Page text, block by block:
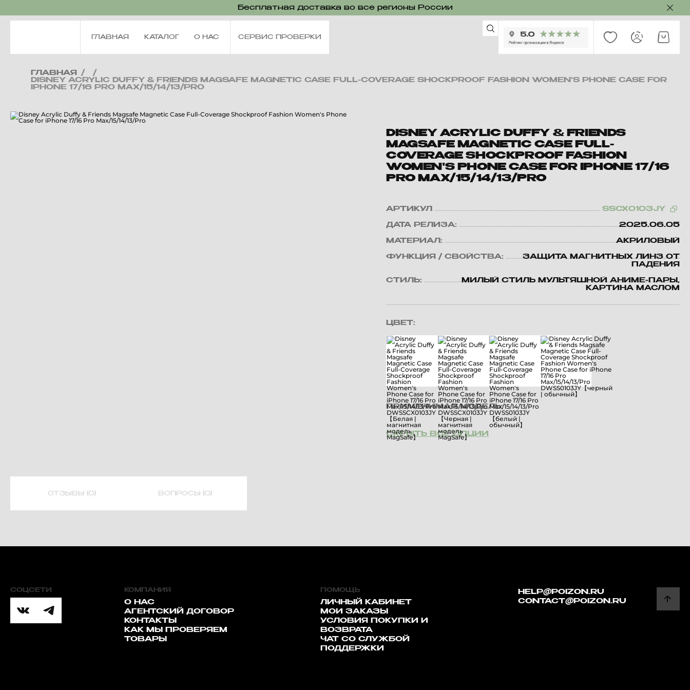
Бесплатная доставка во все регионы России
ГЛАВНАЯ КАТАЛОГ О НАС СЕРВИС ПРОВЕРКИ
ГЛАВНАЯ /
/
DISNEY ACRYLIC DUFFY & FRIENDS MAGSAFE MAGNETIC CASE FULL-COVERAGE SHOCKPROOF FASHION WOMEN'S PHONE CASE FOR
IPHONE 17/16 PRO MAX/15/14/13/PRO
DISNEY ACRYLIC DUFFY & FRIENDS
MAGSAFE MAGNETIC CASE FULL-
COVERAGE SHOCKPROOF FASHION
WOMEN'S PHONE CASE FOR IPHONE 17/16
PRO MAX/15/14/13/PRO
АРТИКУЛ SSCX0103JY
ДАТА РЕЛИЗА: 2025.06.05
МАТЕРИАЛ: АКРИЛОВЫЙ
ФУНКЦИЯ / СВОЙСТВА:
ЗАЩИТА МАГНИТНЫХ ЛИНЗ ОТ
ПАДЕНИЯ
СТИЛЬ:
МИЛЫЙ СТИЛЬ МУЛЬТЯШНОЙ АНИМЕ-ПАРЫ,
КАРТИНА МАСЛОМ
ЦВЕТ:
ПРИМЕНИМАЯ МОДЕЛЬ:
СКРЫТЬ ВСЕ ОПЦИИ
ОТЗЫВЫ (0) ВОПРОСЫ (0)
СОЦСЕТИ КОМПАНИЯ
О НАС
АГЕНТСКИЙ ДОГОВОР
КОНТАКТЫ
КАК МЫ ПРОВЕРЯЕМ
ТОВАРЫ
HELP@POIZON.RU
CONTACT@POIZON.RU
ПОМОЩЬ
ЛИЧНЫЙ КАБИНЕТ
МОИ ЗАКАЗЫ
УСЛОВИЯ ПОКУПКИ И
ВОЗВРАТА
ЧАТ СО СЛУЖБОЙ
ПОДДЕРЖКИ